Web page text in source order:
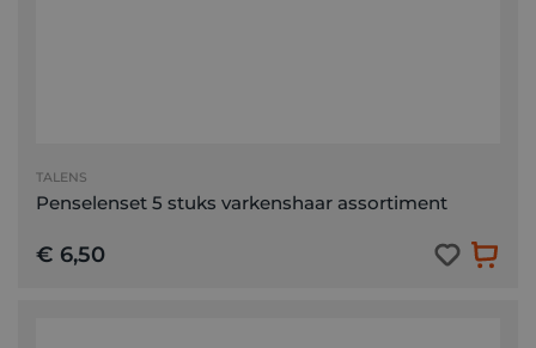
TALENS
Penselenset 5 stuks varkenshaar assortiment
€ 6,50